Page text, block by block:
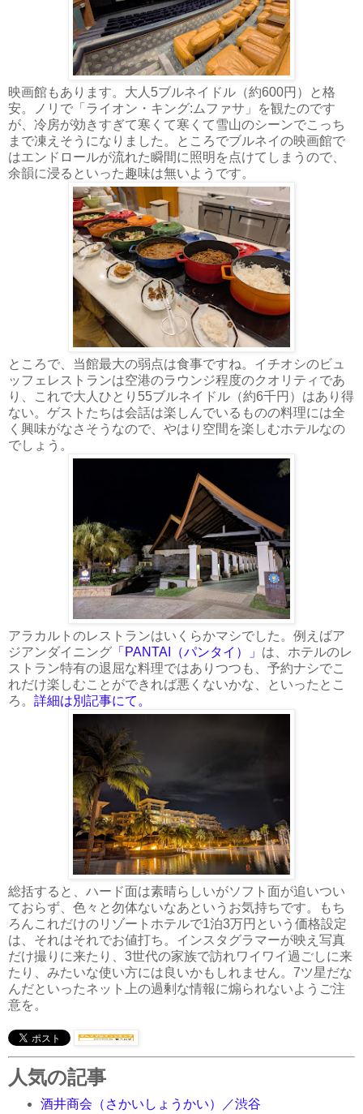
映画館もあります。大人5ブルネイドル（約600円）と格
安。ノリで「ライオン・キング:ムファサ」を観たのです
が、冷房が効きすぎて寒くて寒くて雪山のシーンでこっち
まで凍えそうになりました。ところでブルネイの映画館で
はエンドロールが流れた瞬間に照明を点けてしまうので、
余韻に浸るといった趣味は無いようです。
ところで、当館最大の弱点は食事ですね。イチオシのビュ
ッフェレストランは空港のラウンジ程度のクオリティであ
り、これで大人ひとり55ブルネイドル（約6千円）はあり得
ない。ゲストたちは会話は楽しんでいるものの料理には全
く興味がなさそうなので、やはり空間を楽しむホテルなの
でしょう。
アラカルトのレストランはいくらかマシでした。例えばア
ジアンダイニング 「PANTAI（パンタイ）」 は、ホテルのレ
ストラン特有の退屈な料理ではありつつも、予約ナシでこ
れだけ楽しむことができれば悪くないかな、といったとこ
ろ。 詳細は別記事にて。
総括すると、ハード面は素晴らしいがソフト面が追いつい
ておらず、色々と勿体ないなあというお気持ちです。もち
ろんこれだけのリゾートホテルで1泊3万円という価格設定
は、それはそれでお値打ち。インスタグラマーが映え写真
だけ撮りに来たり、3世代の家族で訪れワイワイ過ごしに来
たり、みたいな使い方には良いかもしれません。7ツ星だな
んだといったネット上の過剰な情報に煽られないようご注
意を。
人気の記事
酒井商会（さかいしょうかい）／渋谷